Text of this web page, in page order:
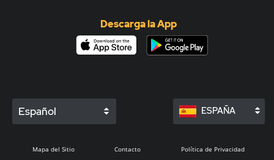
Descarga la App
Español ESPAÑA
Mapa del Sitio Contacto Política de Privacidad